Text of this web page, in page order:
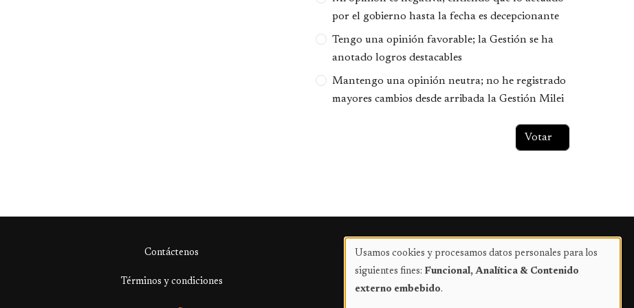
por el gobierno hasta la fecha es decepcionante
Tengo una opinión favorable; la Gestión se ha
anotado logros destacables
Mantengo una opinión neutra; no he registrado
mayores cambios desde arribada la Gestión Milei
Contáctenos Publicidad
Términos y condiciones
Uso
de
Usamos cookies y procesamos datos personales para los
siguientes fines: Funcional, Analítica & Contenido
externo embebido.